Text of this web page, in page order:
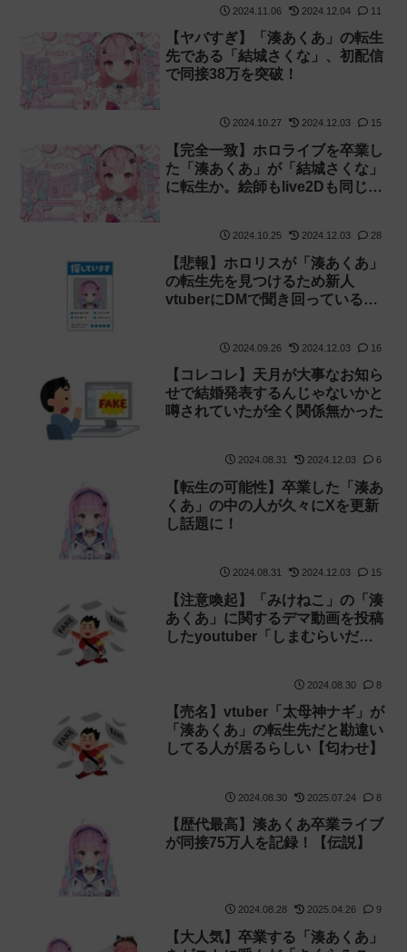
2024.11.06 2024.12.04 11
【ヤバすぎ】「湊あくあ」の転生
先である「結城さくな」、初配信
で同接38万を突破！
2024.10.27 2024.12.03 15
【完全一致】ホロライブを卒業し
た「湊あくあ」が「結城さくな」
に転生か。絵師もlive2Dも同じ担
2024.10.25 2024.12.03 28
【悲報】ホロリスが「湊あくあ」
の転生先を見つけるため新人
vtuberにDMで聞き回っている模
2024.09.26 2024.12.03 16
【コレコレ】天月が大事なお知ら
せで結婚発表するんじゃないかと
噂されていたが全く関係無かった
2024.08.31 2024.12.03 6
【転生の可能性】卒業した「湊あ
くあ」の中の人が久々にXを更新
し話題に！
2024.08.31 2024.12.03 15
【注意喚起】「みけねこ」の「湊
あくあ」に関するデマ動画を投稿
したyoutuber「しまむらいだ
2024.08.30 8
【売名】vtuber「太母神ナギ」が
「湊あくあ」の転生先だと勘違い
してる人が居るらしい【匂わせ】
2024.08.30 2025.07.24 8
【歴代最高】湊あくあ卒業ライブ
が同接75万人を記録！【伝説】
2024.08.28 2025.04.26 9
【大人気】卒業する「湊あくあ」